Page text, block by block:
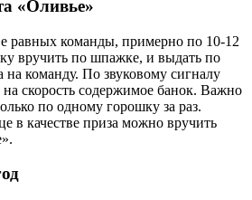
«Оливье»
равных команды, примерно по 10-12
вручить по шпажке, и выдать по
на команду. По звуковому сигналу
скорость содержимое банок. Важно
по одному горошку за раз.
в качестве приза можно вручить